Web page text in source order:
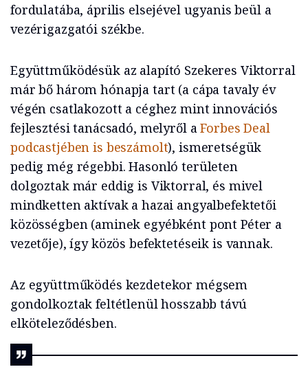
fordulatába, április elsejével ugyanis beül a
vezérigazgatói székbe.
Együttműködésük az alapító Szekeres Viktorral
már bő három hónapja tart (a cápa tavaly év
végén csatlakozott a céghez mint innovációs
fejlesztési tanácsadó, melyről aForbes Deal
podcastjében is beszámolt), ismeretségük
pedig még régebbi. Hasonló területen
dolgoztak már eddig is Viktorral, és mivel
mindketten aktívak a hazai angyalbefektetői
közösségben (aminek egyébként pont Péter a
vezetője), így közös befektetéseik is vannak.
Az együttműködés kezdetekor mégsem
gondolkoztak feltétlenül hosszabb távú
elköteleződésben.